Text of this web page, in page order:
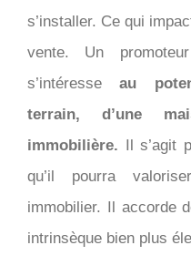
s’installer. Ce qui
vente. Un
s’intéresseau
terrain, d’une
immobilière. Il s’agit
qu’il pourra
immobilier. Il accorde
intrinsèque bien plus